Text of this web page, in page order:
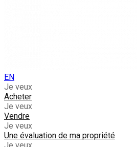
EN
Je veux
Acheter
Je veux
Vendre
Je veux
Une évaluation de ma propriété